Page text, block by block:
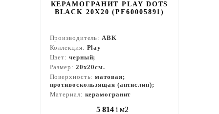
КЕРАМОГРАНИТ PLAY DOTS
BLACK 20X20 (PF60005891)
Производитель:ABK
Коллекция: Play
Цвет: черный;
Размер: 20x20см.
Поверхность:матовая;
противоскользящая (антислип);
Материал: керамогранит
5 814 i м2